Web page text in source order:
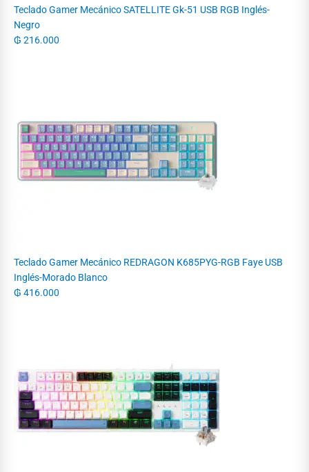
Teclado Gamer Mecánico SATELLITE Gk-51 USB RGB Inglés-
Negro
₲ 216.000
Teclado Gamer Mecánico REDRAGON K685PYG-RGB Faye USB
Inglés-Morado Blanco
₲ 416.000